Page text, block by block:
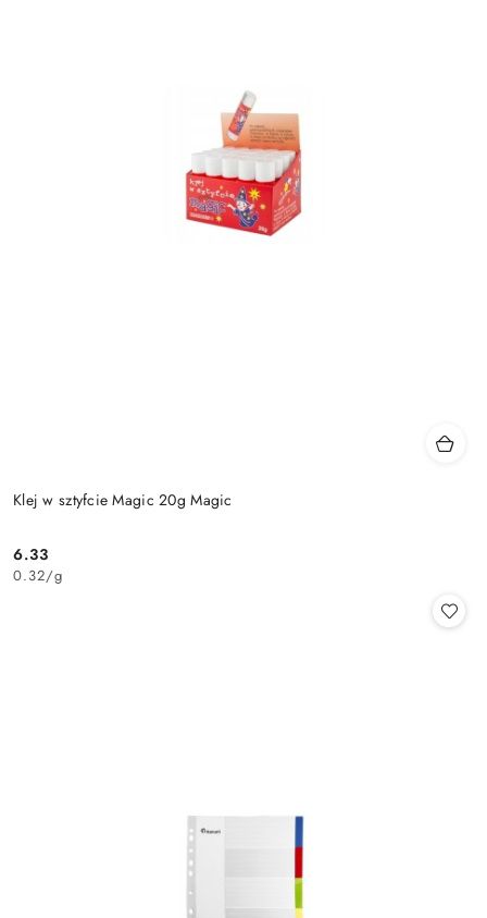
Klej w sztyfcie Magic 20g Magic
Cena:
6.33
0.32/g